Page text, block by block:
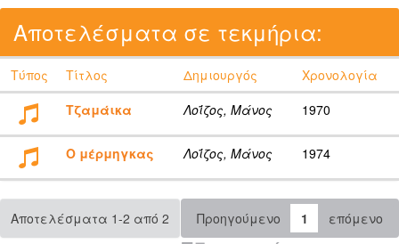
Αποτελέσματα σε τεκμήρια:
Τύπος Τίτλος Δημιουργός
Χρονολογία
Τζαμάικα
Λοΐζος, Μάνος 1970
Ο μέρμηγκας Λοΐζος, Μάνος 1974
Αποτελέσματα 1-2 από 2 Προηγούμενο 1 επόμενο